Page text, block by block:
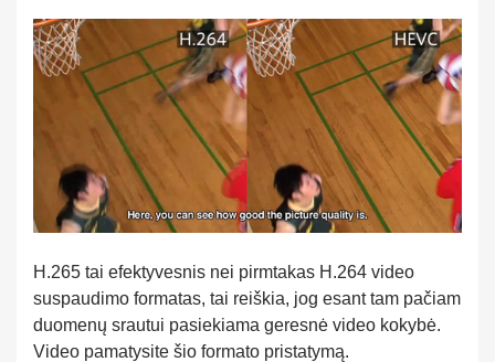
H.265 tai efektyvesnis nei pirmtakas H.264 video
suspaudimo formatas, tai reiškia, jog esant tam pačiam
duomenų srautui pasiekiama geresnė video kokybė.
Video pamatysite šio formato pristatymą.